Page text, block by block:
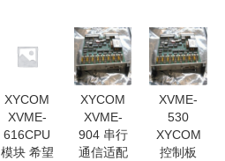
XYCOM
XVME-
616CPU
模块 希望
XYCOM
XVME-
904 串行
通信适配
XVME-
530
XYCOM
控制板